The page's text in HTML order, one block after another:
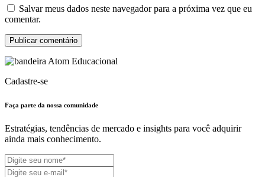
Salvar meus dados neste navegador para a próxima vez que eu
comentar.
Cadastre-se
Faça parte da nossa comunidade
Estratégias, tendências de mercado e insights para você adquirir
ainda mais conhecimento.